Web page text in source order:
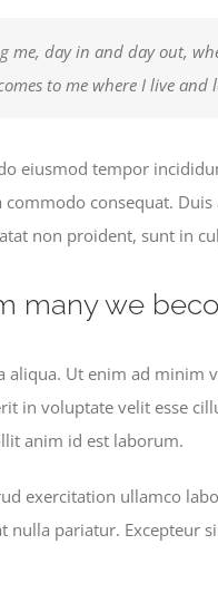
me, day in and day out,
to me where I live and
eiusmod tempor
consequat.
non proident, sunt in
many we
Ut enim ad
in voluptate velit esse
anim id est laborum.
exercitation ullamco
pariatur. Excepteur